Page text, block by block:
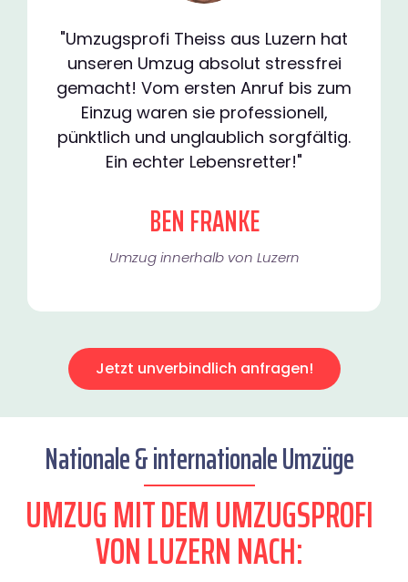
"Umzugsprofi Theiss aus Luzern hat
unseren Umzug absolut stressfrei
gemacht! Vom ersten Anruf bis zum
Einzug waren sie professionell,
pünktlich und unglaublich sorgfältig.
Ein echter Lebensretter!"
BEN FRANKE
Umzug innerhalb von Luzern​
Jetzt unverbindlich anfragen!
Nationale & internationale Umzüge
UMZUG MIT DEM UMZUGSPROFI
VON LUZERN NACH: